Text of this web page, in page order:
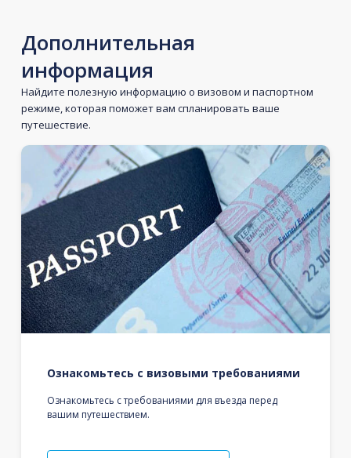
Дополнительная
информация
Найдите полезную информацию о визовом и паспортном
режиме, которая поможет вам спланировать ваше
путешествие.
Ознакомьтесь с визовыми требованиями
Ознакомьтесь с требованиями для въезда перед
вашим путешествием.